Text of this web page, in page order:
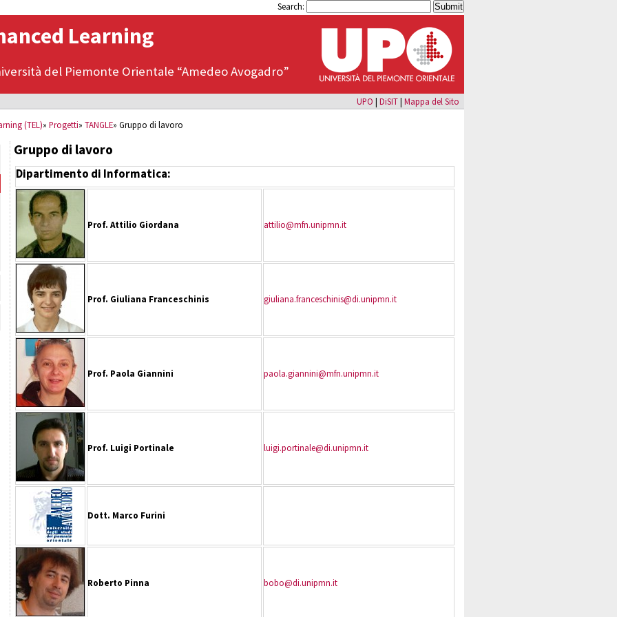
Search:
Learning
del Piemonte Orientale “Amedeo Avogadro”
UPO | DiSIT| Mappa del Sito
(TEL)»Progetti»TANGLE»Gruppo di lavoro
Gruppo di lavoro
Dipartimento di Informatica:
Prof. Attilio Giordana attilio@mfn.unipmn.it
Prof. Giuliana Franceschinis giuliana.franceschinis@di.unipmn.it
Prof. Paola Giannini paola.giannini@mfn.unipmn.it
Prof. Luigi Portinale luigi.portinale@di.unipmn.it
Dott. Marco Furini
Roberto Pinna bobo@di.unipmn.it